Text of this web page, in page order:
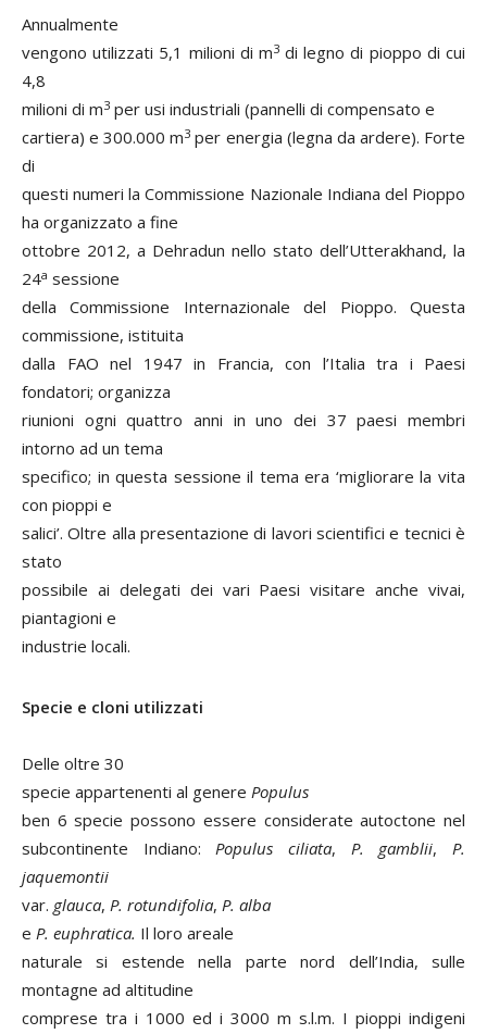
Annualmente
vengono utilizzati 5,1 milioni di m3di legno di pioppo di cui
4,8
milioni di m3 per usi industriali (pannelli di compensato e
cartiera) e 300.000 m3 per energia (legna da ardere). Forte
di
questi numeri la Commissione Nazionale Indiana del Pioppo
ha organizzato a fine
ottobre 2012, a Dehradun nello stato dell’Utterakhand, la
24a sessione
della Commissione Internazionale del Pioppo. Questa
commissione, istituita
dalla FAO nel 1947 in Francia, con l’Italia tra i Paesi
fondatori; organizza
riunioni ogni quattro anni in uno dei 37 paesi membri
intorno ad un tema
specifico; in questa sessione il tema era ‘migliorare la vita
con pioppi e
salici’. Oltre alla presentazione di lavori scientifici e tecnici è
stato
possibile ai delegati dei vari Paesi visitare anche vivai,
piantagioni e
industrie locali.
Specie e cloni utilizzati
Delle oltre 30
specie appartenenti al genere Populus
ben 6 specie possono essere considerate autoctone nel
subcontinente Indiano:Populus ciliata, P. gamblii,P.
jaquemontii
var. glauca, P. rotundifolia, P. alba
e P. euphratica. Il loro areale
naturale si estende nella parte nord dell’India, sulle
montagne ad altitudine
comprese tra i 1000 ed i 3000 m s.l.m. I pioppi indigeni